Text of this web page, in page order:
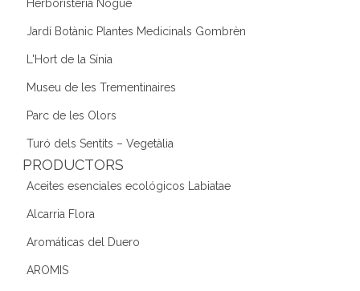
Herboristeria Nogué
Jardí Botànic Plantes Medicinals Gombrèn
L'Hort de la Sínia
Museu de les Trementinaires
Parc de les Olors
Turó dels Sentits – Vegetàlia
PRODUCTORS
Aceites esenciales ecológicos Labiatae
Alcarria Flora
Aromáticas del Duero
AROMIS